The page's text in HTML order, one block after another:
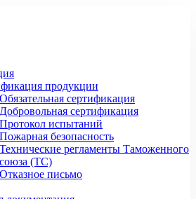
продукции
Обязательная сертификация
Добровольная сертификация
Протокол испытаний
Пожарная безопасность
Технические регламенты Таможенного
союза (ТС)
Отказное письмо